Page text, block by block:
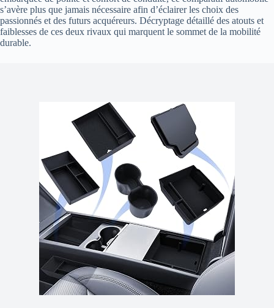
s’avère plus que jamais nécessaire afin d’éclairer les choix des
passionnés et des futurs acquéreurs. Décryptage détaillé des atouts et
faiblesses de ces deux rivaux qui marquent le sommet de la mobilité
durable.